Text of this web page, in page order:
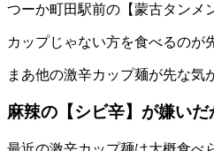
つーか町田駅前の【蒙古タンメ
カップじゃない方を食べるのが
まあ他の激辛カップ麺が先な気
麻辣の【シビ辛】が嫌いだ